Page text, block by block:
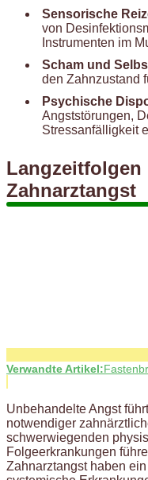
Sensorische
von
Instrumenten im
Scham und
den Zahnzustand
Psychische
Angststörungen,
Stressanfälligkeit
Langzeitfolgen
Zahnarztangst
Verwandte Artikel:
Unbehandelte Angst
notwendiger
schwerwiegenden
Folgeerkrankungen
Zahnarztangst haben ein